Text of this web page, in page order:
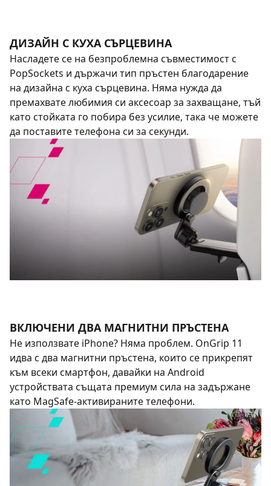
ДИЗАЙН С КУХА СЪРЦЕВИНА
Насладете се на безпроблемна съвместимост с
PopSockets и държачи тип пръстен благодарение
на дизайна с куха сърцевина. Няма нужда да
премахвате любимия си аксесоар за захващане, тъй
като стойката го побира без усилие, така че можете
да поставите телефона си за секунди.
ВКЛЮЧЕНИ ДВА МАГНИТНИ ПРЪСТЕНА
Не използвате iPhone? Няма проблем. OnGrip 11
идва с два магнитни пръстена, които се прикрепят
към всеки смартфон, давайки на Android
устройствата същата премиум сила на задържане
като MagSafe-активираните телефони.